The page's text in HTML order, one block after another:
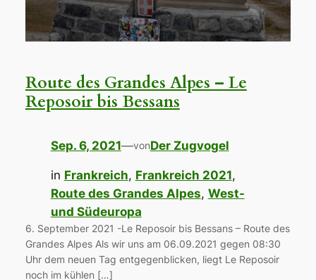
Route des Grandes Alpes – Le
Reposoir bis Bessans
Sep. 6, 2021—vonDer Zugvogel
in Frankreich, Frankreich 2021
Route des Grandes Alpes, West-
und Südeuropa
6. September 2021 -Le Reposoir bis Bessans – Route des
Grandes Alpes Als wir uns am 06.09.2021 gegen 08:30
Uhr dem neuen Tag entgegenblicken, liegt Le Reposoir
noch im kühlen […]